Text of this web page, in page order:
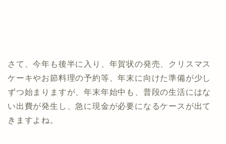
さて、今年も後半に入り、年賀状の発売、クリスマス
ケーキやお節料理の予約等、年末に向けた準備が少し
ずつ始まりますが、年末年始中も、普段の生活にはな
い出費が発生し、急に現金が必要になるケースが出て
きますよね。